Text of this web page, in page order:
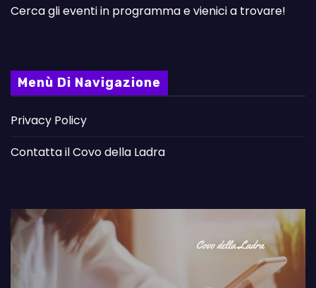
Cerca gli eventi in programma e vienici a trovare!
Menù Di Navigazione
Privacy Policy
Contatta il Covo della Ladra